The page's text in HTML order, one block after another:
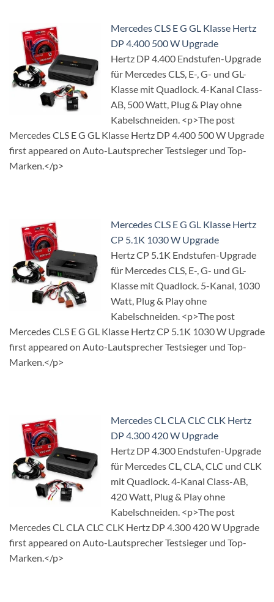
Mercedes CLS E G GL Klasse Hertz
DP 4.400 500 W Upgrade
Hertz DP 4.400 Endstufen-Upgrade
für Mercedes CLS, E-, G- und GL-
Klasse mit Quadlock. 4-Kanal Class-
AB, 500 Watt, Plug & Play ohne
Kabelschneiden. <p>The post
Mercedes CLS E G GL Klasse Hertz DP 4.400 500 W Upgrade
first appeared on Auto-Lautsprecher Testsieger und Top-
Marken.</p>
Mercedes CLS E G GL Klasse Hertz
CP 5.1K 1030 W Upgrade
Hertz CP 5.1K Endstufen-Upgrade
für Mercedes CLS, E-, G- und GL-
Klasse mit Quadlock. 5-Kanal, 1030
Watt, Plug & Play ohne
Kabelschneiden. <p>The post
Mercedes CLS E G GL Klasse Hertz CP 5.1K 1030 W Upgrade
first appeared on Auto-Lautsprecher Testsieger und Top-
Marken.</p>
Mercedes CL CLA CLC CLK Hertz
DP 4.300 420 W Upgrade
Hertz DP 4.300 Endstufen-Upgrade
für Mercedes CL, CLA, CLC und CLK
mit Quadlock. 4-Kanal Class-AB,
420 Watt, Plug & Play ohne
Kabelschneiden. <p>The post
Mercedes CL CLA CLC CLK Hertz DP 4.300 420 W Upgrade
first appeared on Auto-Lautsprecher Testsieger und Top-
Marken.</p>